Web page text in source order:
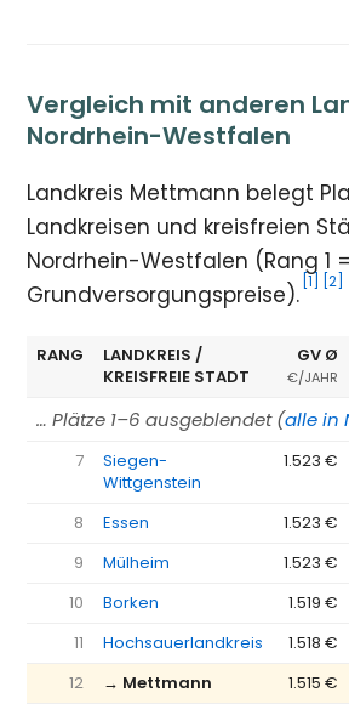
Vergleich mit anderen
Nordrhein-Westfalen
Landkreis Mettmann belegt
Landkreisen und kreisfreien
Nordrhein-Westfalen (Rang 1
Grundversorgungspreise). [1] [2]
RANG
LANDKREIS /
KREISFREIE STADT
GV Ø
€/JAHR
… Plätze 1–6 ausgeblendet (alle in
7
Siegen-
Wittgenstein
1.523 €
8 Essen 1.523 €
9
Mülheim 1.523 €
10
Borken 1.519 €
11
Hochsauerlandkreis 1.518 €
12
→ Mettmann 1.515 €